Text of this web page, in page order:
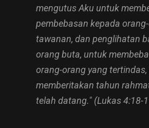
mengutus Aku untuk
pembebasan kepada
tawanan, dan penglihatan
orang buta, untuk
orang-orang yang
memberitakan tahun
telah datang." (Lukas 4:18-